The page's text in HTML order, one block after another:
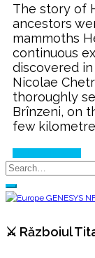
of
of
The story
ancestors
mammoths
continuous
discovered
Nicolae
thoroughly
Brînzeni, on
few
⚔️ Războiul